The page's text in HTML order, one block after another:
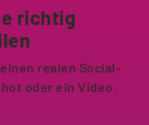
richtig
realen Social-
oder ein Video.